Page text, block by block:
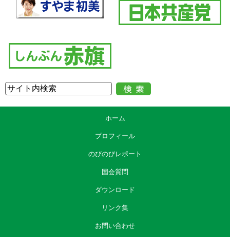
ホーム
プロフィール
のびのびレポート
国会質問
ダウンロード
リンク集
お問い合わせ